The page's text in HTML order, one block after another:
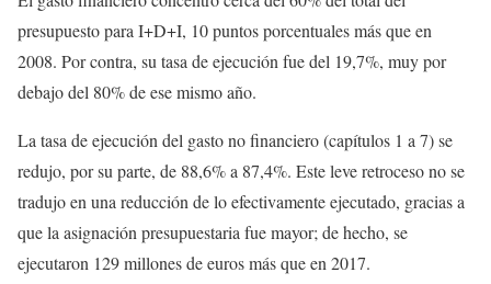
presupuesto para I+D+I, 10 puntos porcentuales más que en
2008. Por contra, su tasa de ejecución fue del 19,7%, muy por
debajo del 80% de ese mismo año.
La tasa de ejecución del gasto no financiero (capítulos 1 a 7) se
redujo, por su parte, de 88,6% a 87,4%. Este leve retroceso no se
tradujo en una reducción de lo efectivamente ejecutado, gracias a
que la asignación presupuestaria fue mayor; de hecho, se
ejecutaron 129 millones de euros más que en 2017.